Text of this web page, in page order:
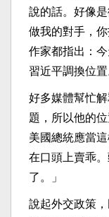
說的話。好像
做我的對手，
作家都指出：
習近平調換位置
好多媒體幫忙
題，所以他的
美國總統應當
在口頭上賣乖
了。」
說起外交政策